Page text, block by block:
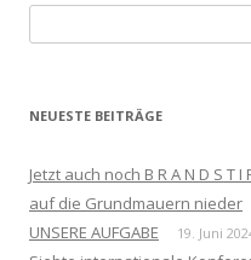
nach:
NEUESTE BEITRÄGE
Jetzt auch noch B R A N D S T
auf die Grundmauern nieder
UNSERE AUFGABE 19. Juni